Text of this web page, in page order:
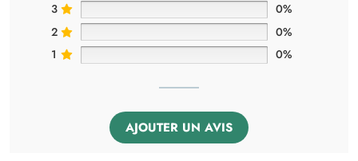
3
0%
2
0%
1
0%
AJOUTER UN AVIS